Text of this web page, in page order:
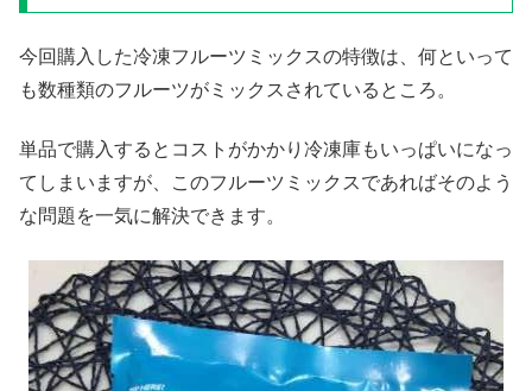
今回購入した冷凍フルーツミックスの特徴は、何といって
も数種類のフルーツがミックスされているところ。
単品で購入するとコストがかかり冷凍庫もいっぱいになっ
てしまいますが、このフルーツミックスであればそのよう
な問題を一気に解決できます。